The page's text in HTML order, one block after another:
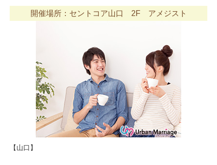
開催場所：セントコア山口 2F アメジスト
【山口】